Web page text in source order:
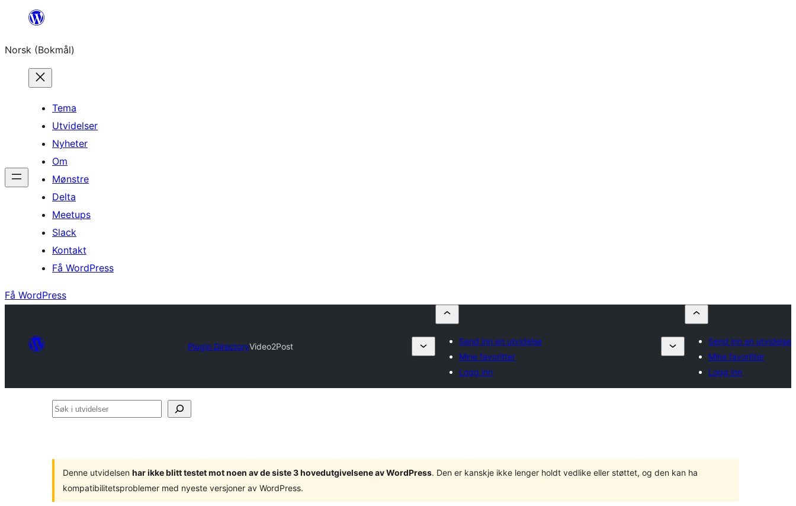
Hopp
innhold
Norsk (Bokmål)
Tema
Utvidelser
Nyheter
Om
Mønstre
Delta
Meetups
Slack
Kontakt
Få WordPress
Få WordPress
Plugin DirectoryVideo2Post
Send inn en utvidelse
Mine favoritter
Logg inn
Send inn en utvidelse
Mine favoritter
Logg inn
Søk
Denne utvidelsen har ikke blitt testet mot noen av de siste 3 hovedutgivelsene av WordPress. Den er kanskje ikke lenger holdt vedlike eller støttet, og den kan ha
kompatibilitetsproblemer med nyeste versjoner av WordPress.